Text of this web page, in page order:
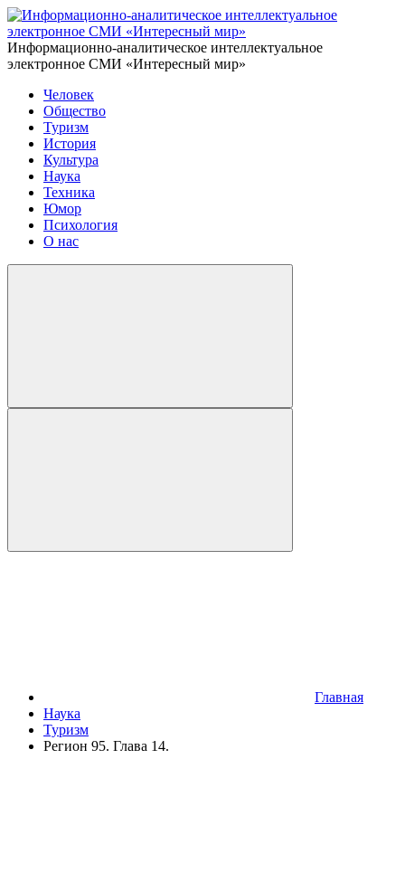
Информационно-аналитическое интеллектуальное
электронное СМИ «Интересный мир»
Человек
Общество
Туризм
История
Культура
Наука
Техника
Юмор
Психология
О нас
Главная
Наука
Туризм
Регион 95. Глава 14.